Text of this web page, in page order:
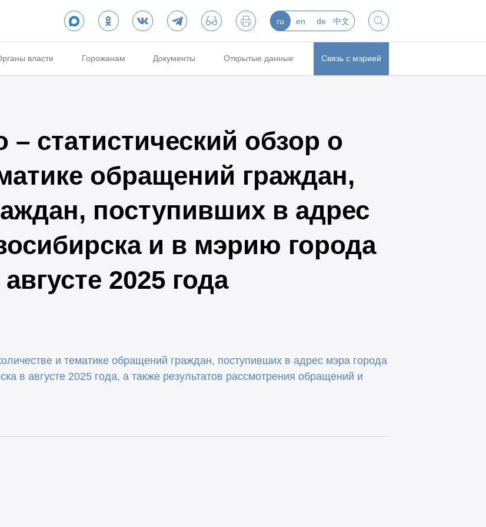
ru en de 中文
власти Горожанам Документы Открытые данные Связь с мэрией
статистический обзор о
обращений граждан,
поступивших в адрес
и в мэрию города
2025 года
и тематике обращений граждан, поступивших в адрес мэра города
в августе 2025 года, а также результатов рассмотрения обращений и